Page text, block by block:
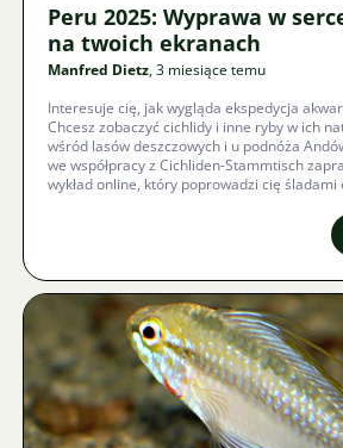
Peru 2025: Wyprawa w
na twoich ekranach
Manfred Dietz, 3 miesiące temu
Interesuje cię, jak wygląda ekspedycja
Chcesz zobaczyć cichlidy i inne ryby w ich
wśród lasów deszczowych i u podnóża
we współpracy z Cichliden-Stammtisch
wykład online, który poprowadzi cię śladami
Zdjęcie